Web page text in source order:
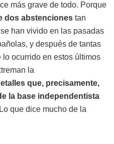
más grave de todo. Porque
dos abstenciones tan
han vivido en las pasadas
y después de tantas
ocurrido en estos últimos
la
que, precisamente,
la base independentista
que dice mucho de la